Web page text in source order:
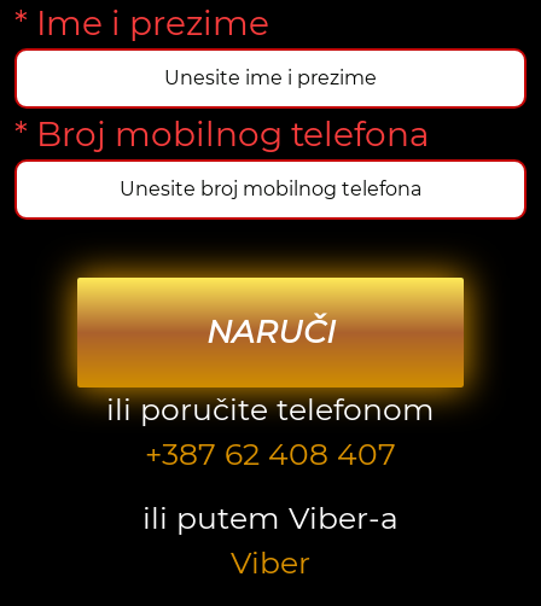
* Ime i prezime
* Broj mobilnog telefona
NARUČI
ili poručite telefonom
+387 62 408 407
ili putem Viber-a
Viber